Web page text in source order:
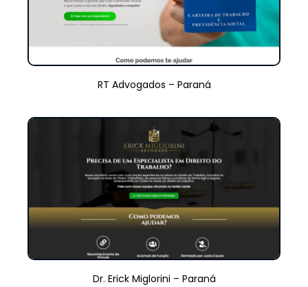
RT Advogados – Paraná
Dr. Erick Miglorini – Paraná